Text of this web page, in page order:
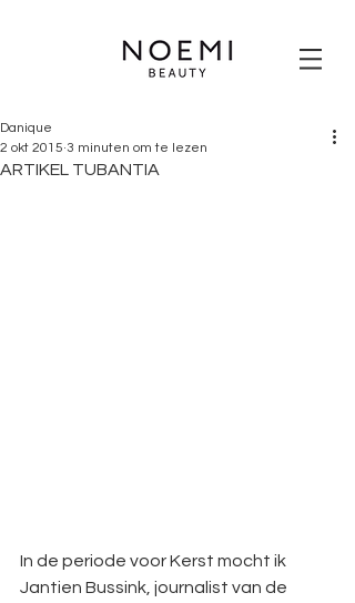
ARTIKEL TUBANTIA
Danique
2 okt 2015 3 minuten om te lezen
In de periode voor Kerst mocht ik
Jantien Bussink, journalist van de